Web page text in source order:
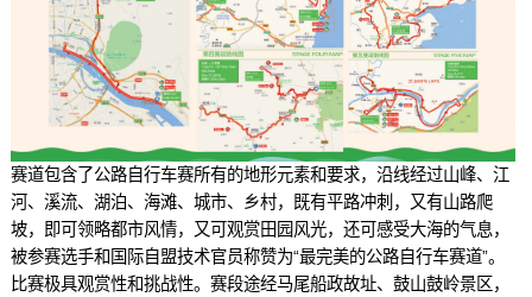
赛道包含了公路自行车赛所有的地形元素和要求，沿线经过山峰、江
河、溪流、湖泊、海滩、城市、乡村，既有平路冲刺，又有山路爬
坡，即可领略都市风情，又可观赏田园风光，还可感受大海的气息，
被参赛选手和国际自盟技术官员称赞为“最完美的公路自行车赛道”。
比赛极具观赏性和挑战性。赛段途经马尾船政故址、鼓山鼓岭景区，